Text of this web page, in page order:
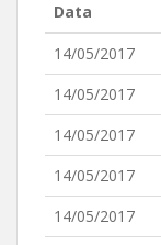
Data
14/05/2017
14/05/2017
14/05/2017
14/05/2017
14/05/2017